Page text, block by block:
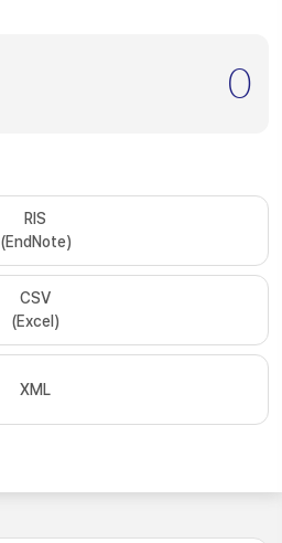
0
RIS
(EndNote)
CSV
(Excel)
XML